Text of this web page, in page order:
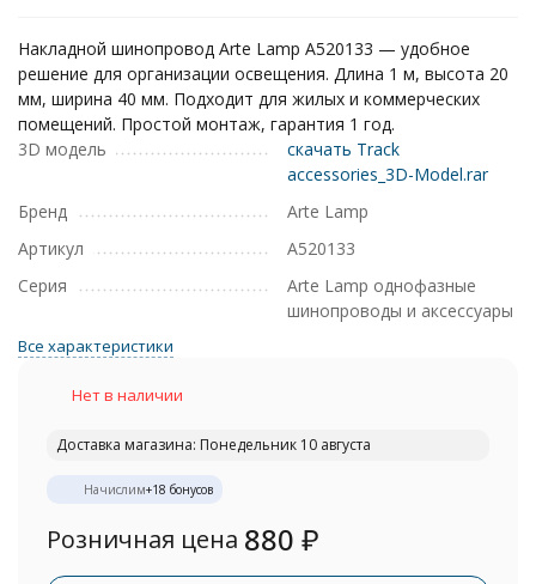
Накладной шинопровод Arte Lamp A520133 — удобное
решение для организации освещения. Длина 1 м, высота 20
мм, ширина 40 мм. Подходит для жилых и коммерческих
помещений. Простой монтаж, гарантия 1 год.
3D модель
скачать Track
accessories_3D-Model.rar
Бренд
Arte Lamp
Артикул
A520133
Серия
Arte Lamp однофазные
шинопроводы и аксессуары
Все характеристики
Нет в наличии
Доставка магазина: Понедельник 10 августа
Начислим+18 бонусов
Розничная цена 880 ₽